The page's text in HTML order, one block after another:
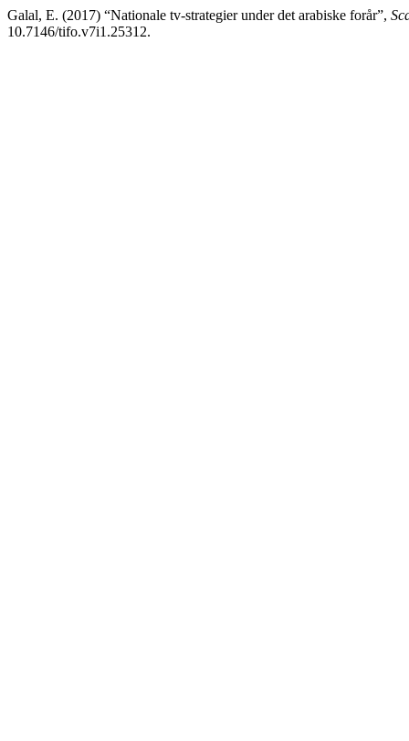
Galal, E. (2017) “Nationale tv-strategier under det arabiske forår”,
10.7146/tifo.v7i1.25312.